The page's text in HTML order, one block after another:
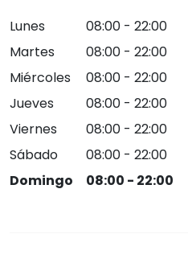
Lunes
08:00 - 22:00
Martes
08:00 - 22:00
Miércoles
08:00 - 22:00
Jueves
08:00 - 22:00
Viernes
08:00 - 22:00
Sábado
08:00 - 22:00
Domingo
08:00 - 22:00